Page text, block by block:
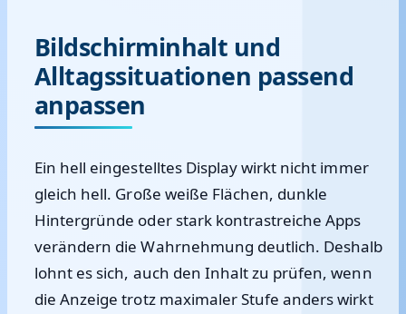
Bildschirminhalt und
Alltagssituationen passend
anpassen
Ein hell eingestelltes Display wirkt nicht immer
gleich hell. Große weiße Flächen, dunkle
Hintergründe oder stark kontrastreiche Apps
verändern die Wahrnehmung deutlich. Deshalb
lohnt es sich, auch den Inhalt zu prüfen, wenn
die Anzeige trotz maximaler Stufe anders wirkt